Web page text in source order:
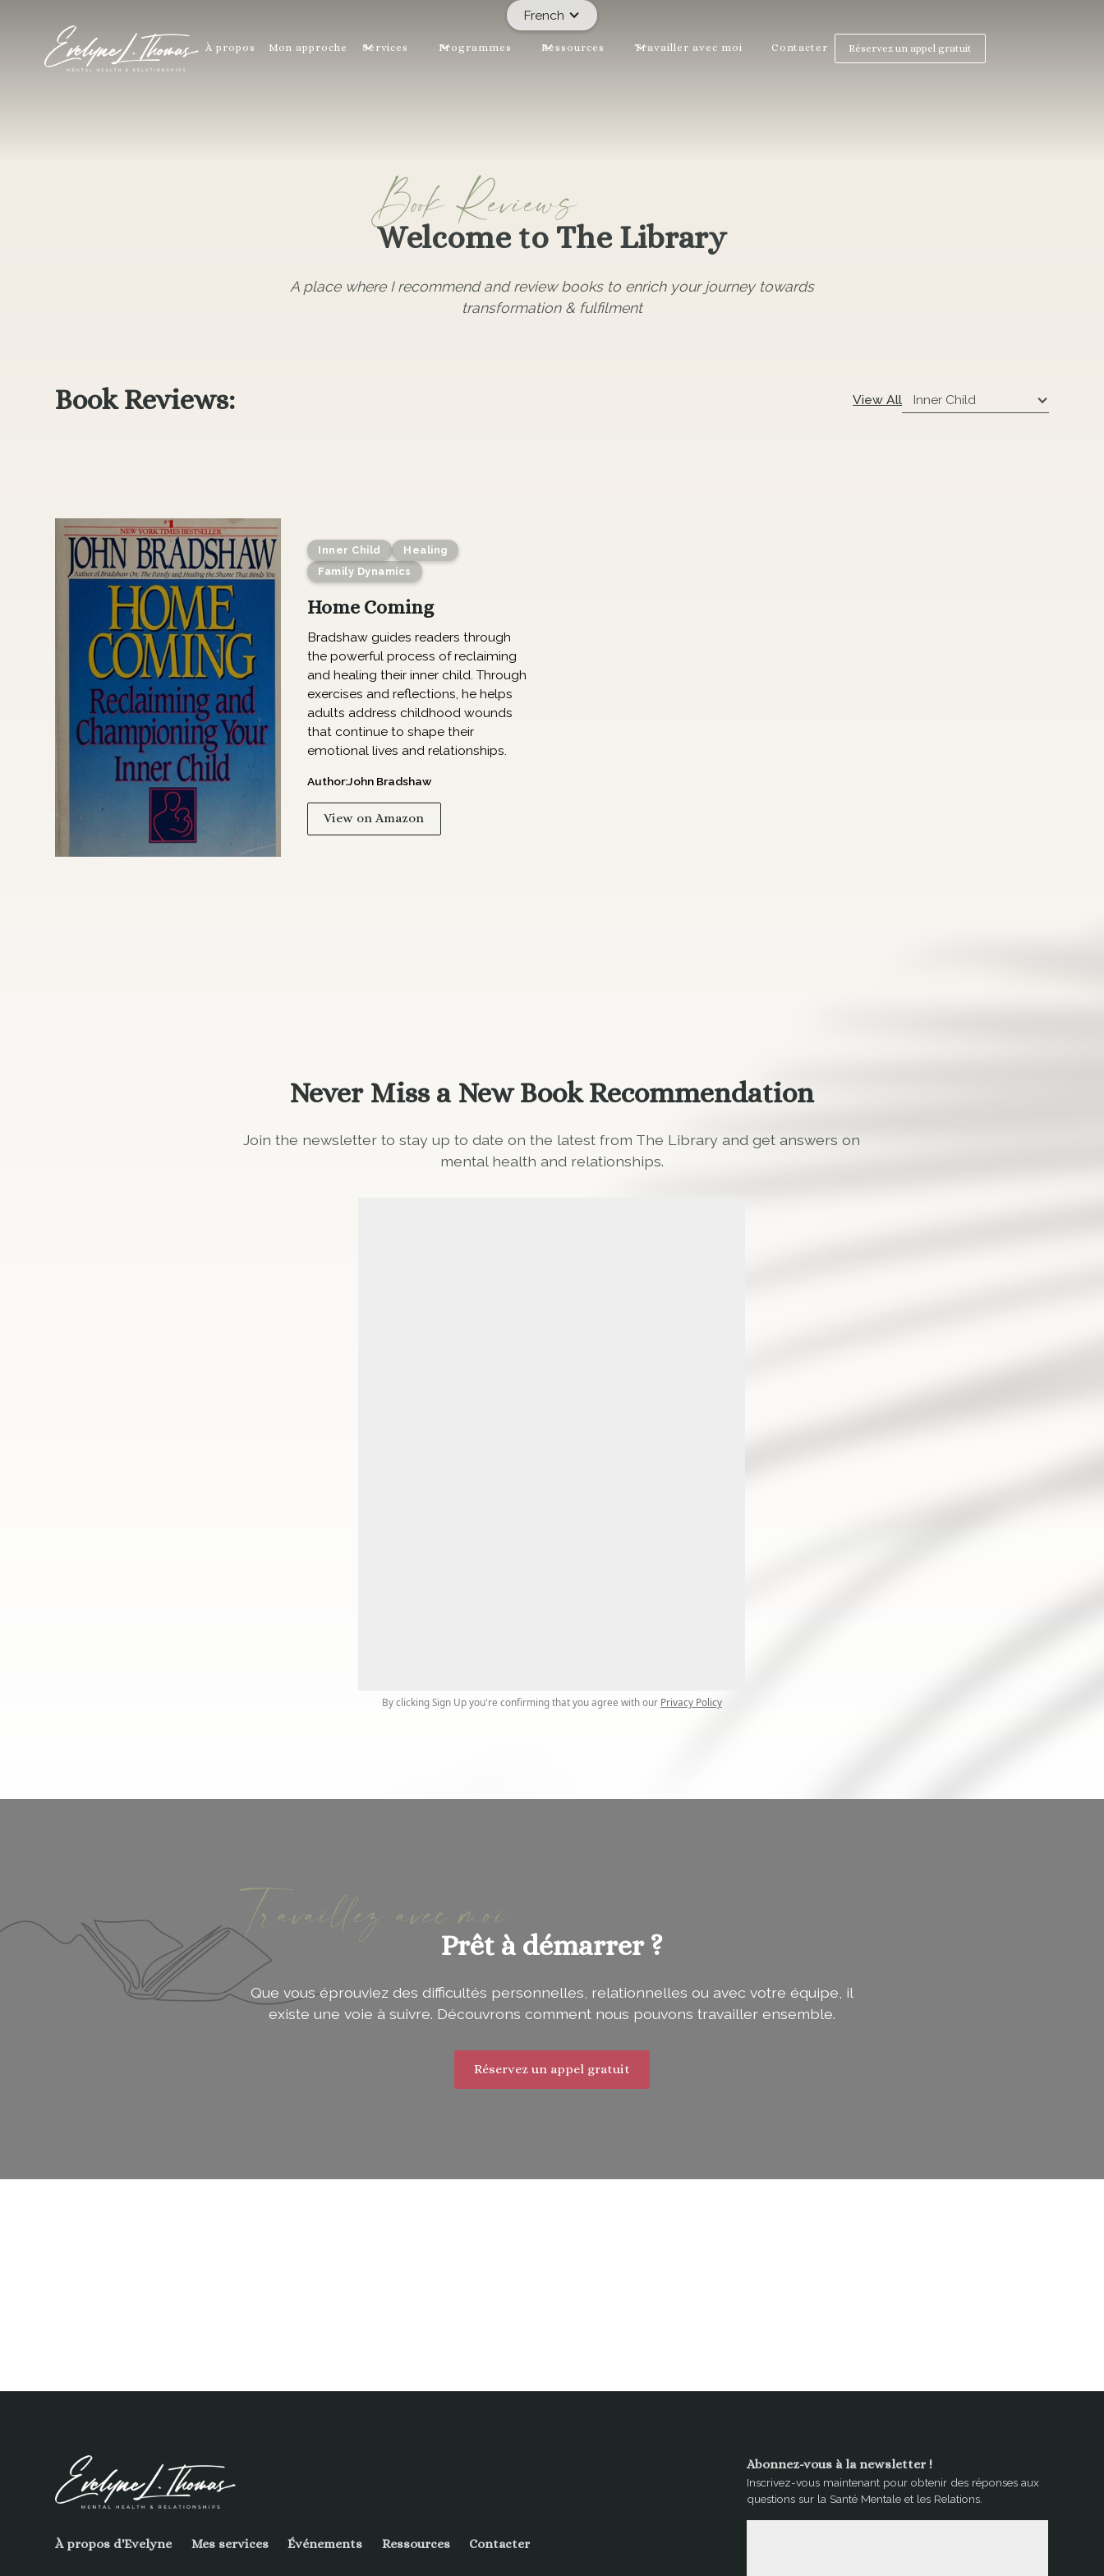
French
À propos Mon approche Services Programmes Ressources Travailler avec moi Contacter Réservez un appel gratuit
Book Reviews
Welcome to The Library
A place where I recommend and review books to enrich your journey towards
transformation & fulfilment
Book Reviews: View All Inner Child
Inner Child
Healing
Family Dynamics
Home Coming
Bradshaw guides readers through
the powerful process of reclaiming
and healing their inner child. Through
exercises and reflections, he helps
adults address childhood wounds
that continue to shape their
emotional lives and relationships.
Author:John Bradshaw
View on Amazon
Never Miss a New Book Recommendation
Join the newsletter to stay up to date on the latest from The Library and get answers on
mental health and relationships.
By clicking Sign Up you're confirming that you agree with our Privacy Policy
Travaillez avec moiPrêt à démarrer ?
Que vous éprouviez des difficultés personnelles, relationnelles ou avec votre équipe, il
existe une voie à suivre. Découvrons comment nous pouvons travailler ensemble.
Réservez un appel gratuit
À propos d'Evelyne Mes services Événements Ressources Contacter
Abonnez-vous à la newsletter !
Inscrivez-vous maintenant pour obtenir des réponses aux
questions sur la Santé Mentale et les Relations.